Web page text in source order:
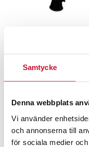
Samtycke
Denna webbplats
Vi använder
och annonserna till
för sociala medier
slang
19,200.00kr